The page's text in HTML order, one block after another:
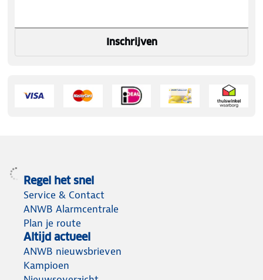
Inschrijven
Regel het snel
Service & Contact
ANWB Alarmcentrale
Plan je route
Altijd actueel
ANWB nieuwsbrieven
Kampioen